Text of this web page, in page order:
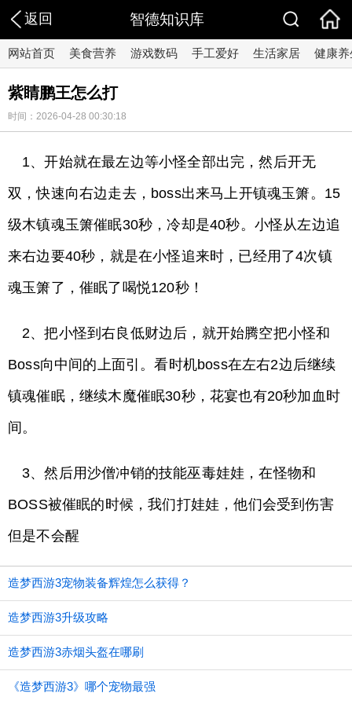
返回 智德知识库
网站首页 美食营养 游戏数码 手工爱好 生活家居 健康养
紫睛鹏王怎么打
时间：2026-04-28 00:30:18
1、开始就在最左边等小怪全部出完，然后开无
双，快速向右边走去，boss出来马上开镇魂玉箫。15
级木镇魂玉箫催眠30秒，冷却是40秒。小怪从左边追
来右边要40秒，就是在小怪追来时，已经用了4次镇
魂玉箫了，催眠了喝悦120秒！
2、把小怪到右良低财边后，就开始腾空把小怪和
Boss向中间的上面引。看时机boss在左右2边后继续
镇魂催眠，继续木魔催眠30秒，花宴也有20秒加血时
间。
3、然后用沙僧冲销的技能巫毒娃娃，在怪物和
BOSS被催眠的时候，我们打娃娃，他们会受到伤害
但是不会醒
造梦西游3宠物装备辉煌怎么获得？
造梦西游3升级攻略
造梦西游3赤烟头盔在哪刷
《造梦西游3》哪个宠物最强